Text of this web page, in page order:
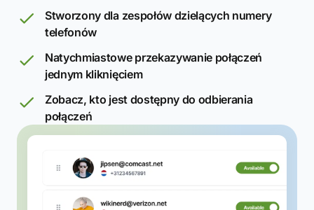
Stworzony dla zespołów dzielących numery
telefonów
Natychmiastowe przekazywanie połączeń
jednym kliknięciem
Zobacz, kto jest dostępny do odbierania
połączeń